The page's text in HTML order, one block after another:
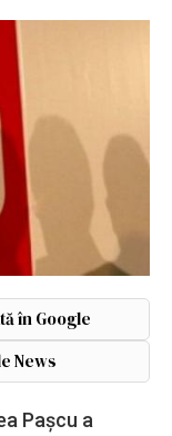
în Google
News
Paşcu a